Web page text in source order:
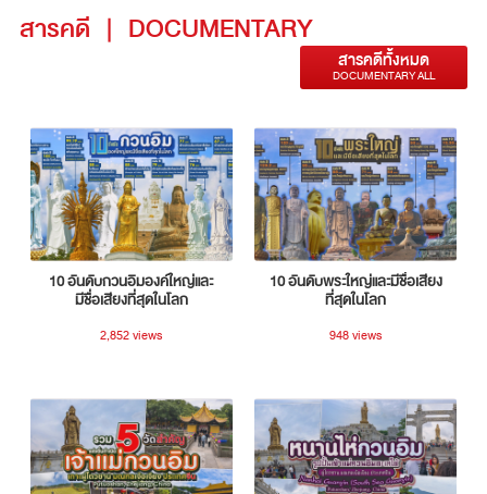
สารคดี | DOCUMENTARY
สารคดีทั้งหมด
DOCUMENTARY ALL
10 อันดับกวนอิมองค์ใหญ่และ
มีชื่อเสียงที่สุดในโลก
2,852 views
10 อันดับพระใหญ่และมีชื่อเสียง
ที่สุดในโลก
948 views